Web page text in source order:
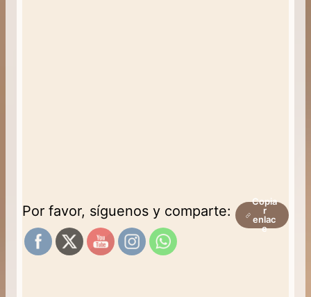
Por favor, síguenos y comparte:
Copia
r
enlac
e